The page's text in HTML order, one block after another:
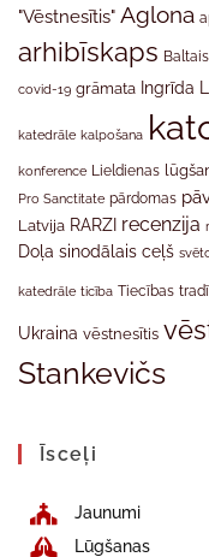
"Vēstnesītis" Aglona
arhibīskaps
covid-19 grāmata Ingrīda
katedrāle kalpošana
konference Lieldienas
Pro Sanctitate pārdomas
Latvija RARZI recenzija
Doļa sinodālais ceļš
katedrāle ticība Tiecības
Ukraina vēstnesītis
Stankevičs
Īsceļi
Jaunumi
Lūgšanas